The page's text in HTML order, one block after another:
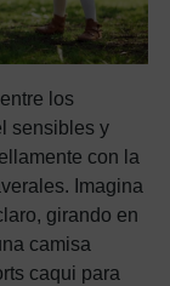
los
sensibles y
con la
Imagina
girando en
camisa
caqui para